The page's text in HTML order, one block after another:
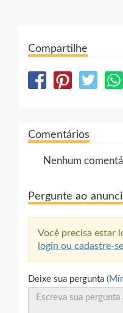
Compartilhe
Comentários
Nenhum
Pergunte ao
Você precisa estar
login ou cadastre-
Deixe sua pergunta